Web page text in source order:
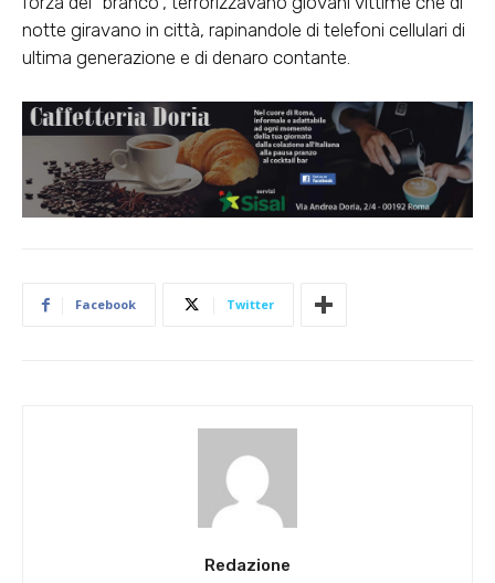
notte giravano in città, rapinandole di telefoni cellulari di
ultima generazione e di denaro contante.
Facebook Twitter
Redazione